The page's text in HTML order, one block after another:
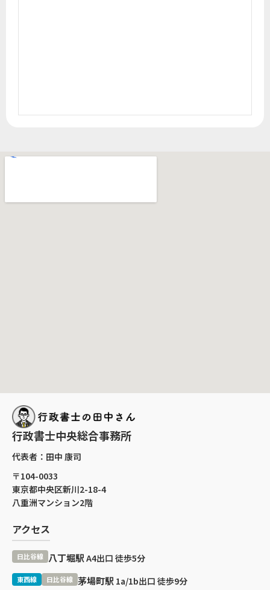
行政書士中央総合事務所
代表者：田中 康司
〒104-0033
東京都中央区新川2-18-4
八重洲マンション2階
アクセス
日比谷線 八丁堀駅A4出口 徒歩5分
東西線 日比谷線 茅場町駅 1a/1b出口 徒歩9分